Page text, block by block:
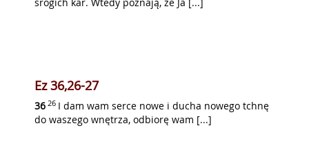
Ez 36,26-27
36 26 I dam wam serce nowe i ducha nowego tchnę
do waszego wnętrza, odbiorę wam [...]